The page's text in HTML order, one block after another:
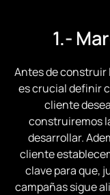
1.-
Antes de
es crucial definir
cliente
construiremos
desarrollar.
cliente
clave para que,
campañas sigue